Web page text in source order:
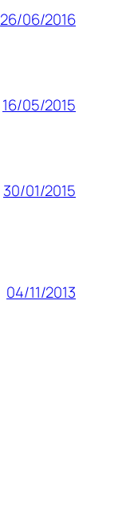
26/06/2016
16/05/2015
30/01/2015
04/11/2013